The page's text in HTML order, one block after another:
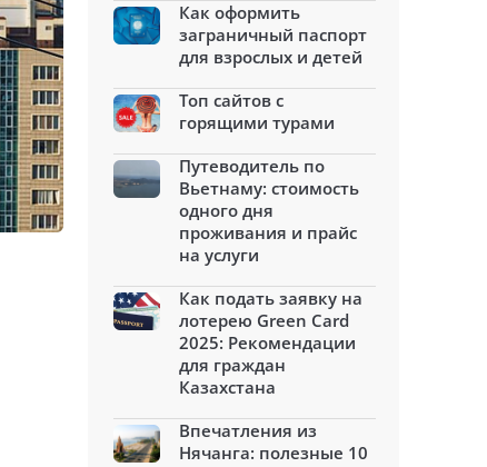
Как оформить
заграничный паспорт
для взрослых и детей
Топ сайтов с
горящими турами
Путеводитель по
Вьетнаму: стоимость
одного дня
проживания и прайс
на услуги
Как подать заявку на
лотерею Green Card
2025: Рекомендации
для граждан
Казахстана
Впечатления из
Нячанга: полезные 10